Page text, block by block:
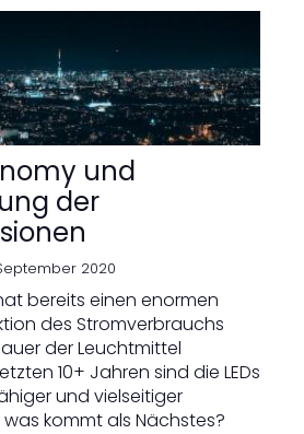
und
der
2020
bereits einen enormen
des Stromverbrauchs
der Leuchtmittel
10+ Jahren sind die LEDs
und vielseitiger
kommt als Nächstes?